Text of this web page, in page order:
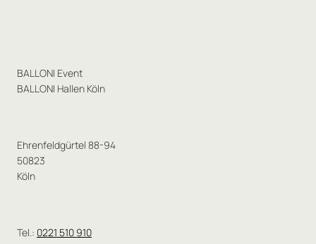
BALLONI Event
BALLONI Hallen Köln
Ehrenfeldgürtel 88-94
50823
Köln
Tel.: 0221 510 910